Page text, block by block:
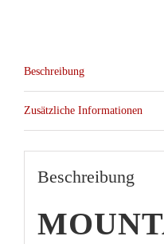
Beschreibung
Zusätzliche Informationen
Beschreibung